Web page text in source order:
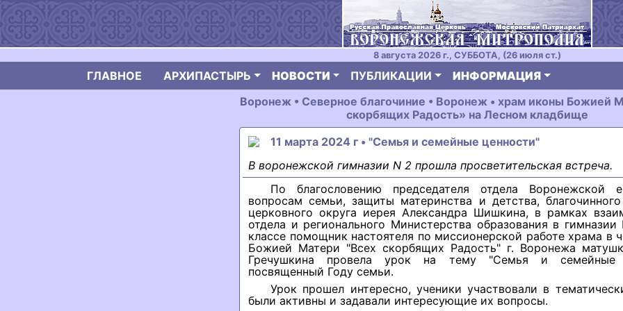
8 августа 2026 г., СУББОТА, (26 июля ст.)
ГЛАВНОЕ АРХИПАСТЫРЬ НОВОСТИ ПУБЛИКАЦИИ
ИНФОРМАЦИЯ
Воронеж • Северное благочиние • Воронеж • храм иконы Божией
скорбящих Радость» на Лесном кладбище
11 марта 2024 г • "Семья и семейные ценности"
В воронежской гимназии N 2 прошла просветительская встреча.
По благословению председателя отдела Воронежской
вопросам семьи, защиты материнства и детства,
церковного округа иерея Александра Шишкина, в рамках
отдела и регионального Министерства образования в
классе помощник настоятеля по миссионерской работе храма в
Божией Матери "Всех скорбящих Радость" г. Воронежа
Гречушкина провела урок на тему "Семья и семейные
посвященный Году семьи.
Урок прошел интересно, ученики участвовали в
были активны и задавали интересующие их вопросы.